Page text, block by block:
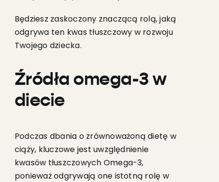
Będziesz zaskoczony znaczącą rolą, jaką
odgrywa ten kwas tłuszczowy w rozwoju
Twojego dziecka.
Źródła omega-3 w
diecie
Podczas dbania o zrównoważoną dietę w
ciąży, kluczowe jest uwzględnienie
kwasów tłuszczowych Omega-3,
ponieważ odgrywają one istotną rolę w